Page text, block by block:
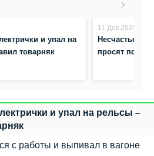
и упал на
товарняк
11.Дек.2025
Несчастье на
просят
и упал на рельсы –
с работы и выпивал в вагоне